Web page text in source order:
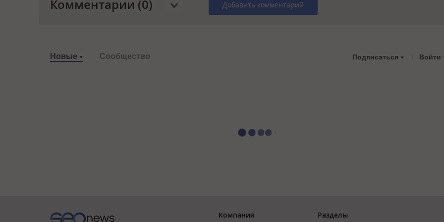
Комментарии (0) Добавить комментарий
Новые Сообщество Подписаться Войти
Компания Разделы